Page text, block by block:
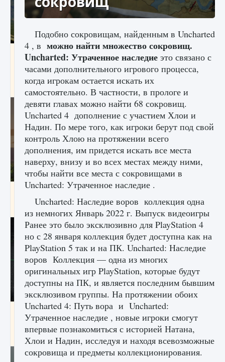
Как исправить ошибку Palworld «Идет
сохранение мира — Невозможно начать
сохранение данных мира»
9 августа 2024 2 511 0
Как заработать медали лиги Clash of Clans
9 августа 2024 2 599 0 1
лицензии, лиги, команды и стадионы в EA
FC 25
9 августа 2024 0
Подобно сокровищам, найденным в Uncharted
4 , в можно найти множество сокровищ.
Uncharted: Утраченное наследие это связано с
часами дополнительного игрового процесса,
когда игрокам остается искать их
самостоятельно. В частности, в прологе и
девяти главах можно найти 68 сокровищ.
Uncharted 4 дополнение с участием Хлои и
Надин. По мере того, как игроки берут под свой
контроль Хлою на протяжении всего
дополнения, им придется искать все места
наверху, внизу и во всех местах между ними,
чтобы найти все места с сокровищами в
Uncharted: Утраченное наследие .
Uncharted: Наследие воров коллекция одна
из немногих Январь 2022 г. Выпуск видеоигры
Ранее это было эксклюзивно для PlayStation 4
но с 28 января коллекция будет доступна как на
PlayStation 5 так и на ПК. Uncharted: Наследие
воров Коллекция — одна из многих
оригинальных игр PlayStation, которые будут
доступны на ПК, и является последним бывшим
эксклюзивом группы. На протяжении обоих
Uncharted 4: Путь вора и Uncharted:
Утраченное наследие , новые игроки смогут
впервые познакомиться с историей Натана,
Хлои и Надин, исследуя и находя всевозможные
сокровища и предметы коллекционирования.